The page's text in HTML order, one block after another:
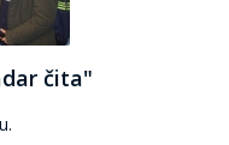
čita"